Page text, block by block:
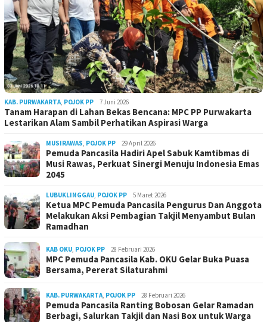
KAB. PURWAKARTA POJOK PP 7 Juni 2026
Tanam Harapan di Lahan Bekas Bencana: MPC PP Purwakarta
Lestarikan Alam Sambil Perhatikan Aspirasi Warga
MUSIRAWAS POJOK PP 29 April 2026
Pemuda Pancasila Hadiri Apel Sabuk Kamtibmas di
Musi Rawas, Perkuat Sinergi Menuju Indonesia Emas
2045
LUBUKLINGGAU POJOK PP 5 Maret 2026
Ketua MPC Pemuda Pancasila Pengurus Dan Anggota
Melakukan Aksi Pembagian Takjil Menyambut Bulan
Ramadhan
KAB OKU POJOK PP 28 Februari 2026
MPC Pemuda Pancasila Kab. OKU Gelar Buka Puasa
Bersama, Pererat Silaturahmi
KAB. PURWAKARTA POJOK PP 28 Februari 2026
Pemuda Pancasila Ranting Bobosan Gelar Ramadan
Berbagi, Salurkan Takjil dan Nasi Box untuk Warga